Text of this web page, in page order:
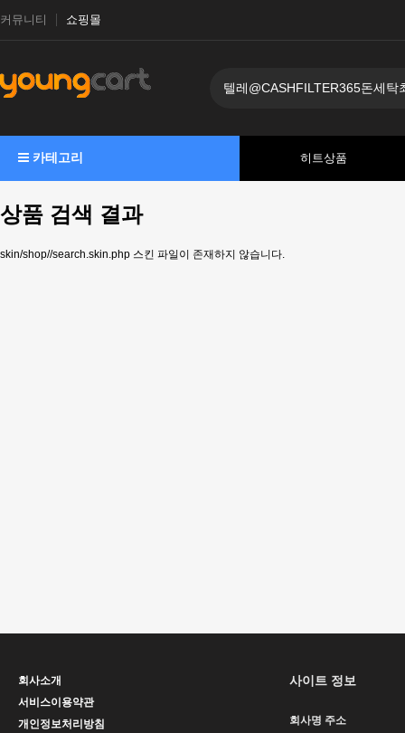
커뮤니티 쇼핑몰
카테고리 히트상품
상품 검색 결과
skin/shop//search.skin.php 스킨 파일이 존재하지 않습니다.
회사소개
서비스이용약관
개인정보처리방침
사이트 정보
회사명 주소